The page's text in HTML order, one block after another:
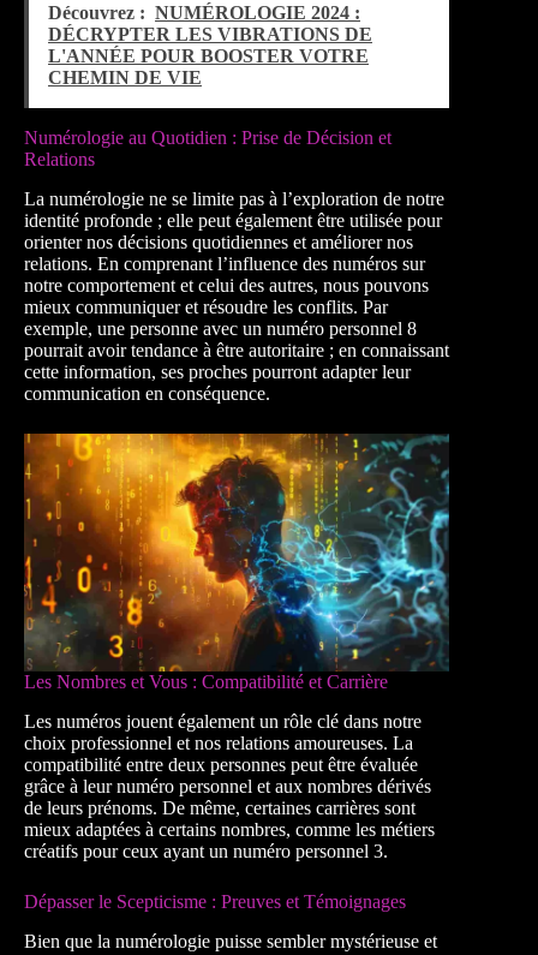
Découvrez : NUMÉROLOGIE 2024 :
DÉCRYPTER LES VIBRATIONS DE
L'ANNÉE POUR BOOSTER VOTRE
CHEMIN DE VIE
Numérologie au Quotidien : Prise de Décision et
Relations
La numérologie ne se limite pas à l’exploration de notre
identité profonde ; elle peut également être utilisée pour
orienter nos décisions quotidiennes et améliorer nos
relations. En comprenant l’influence des numéros sur
notre comportement et celui des autres, nous pouvons
mieux communiquer et résoudre les conflits. Par
exemple, une personne avec un numéro personnel 8
pourrait avoir tendance à être autoritaire ; en connaissant
cette information, ses proches pourront adapter leur
communication en conséquence.
Les Nombres et Vous : Compatibilité et Carrière
Les numéros jouent également un rôle clé dans notre
choix professionnel et nos relations amoureuses. La
compatibilité entre deux personnes peut être évaluée
grâce à leur numéro personnel et aux nombres dérivés
de leurs prénoms. De même, certaines carrières sont
mieux adaptées à certains nombres, comme les métiers
créatifs pour ceux ayant un numéro personnel 3.
Dépasser le Scepticisme : Preuves et Témoignages
Bien que la numérologie puisse sembler mystérieuse et